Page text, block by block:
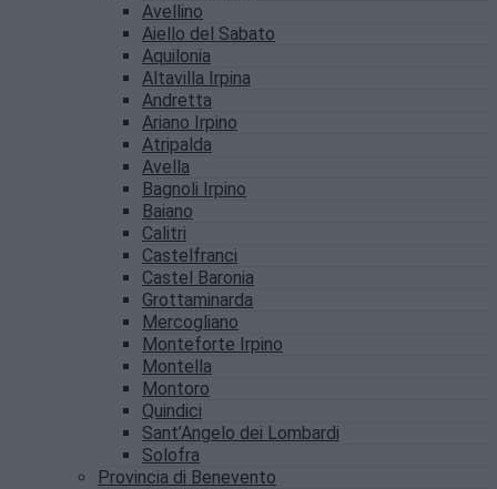
Avellino
Aiello del Sabato
Aquilonia
Altavilla Irpina
Andretta
Ariano Irpino
Atripalda
Avella
Bagnoli Irpino
Baiano
Calitri
Castelfranci
Castel Baronia
Grottaminarda
Mercogliano
Monteforte Irpino
Montella
Montoro
Quindici
Sant’Angelo dei Lombardi
Solofra
Provincia di Benevento